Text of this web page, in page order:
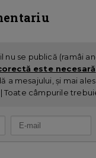
nu se publică (ramâi
este necesară
a mesajului, și mai
Toate câmpurile